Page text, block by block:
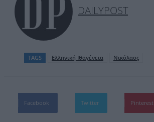
DAILYPOST
TAGS Ελληνική Ιθαγένεια Νικόλαος
Facebook Twitter Pinterest